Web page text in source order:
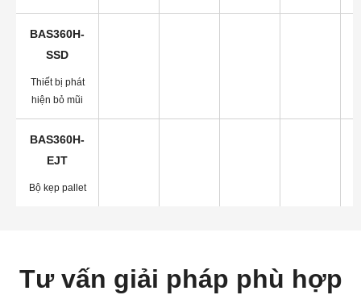
BAS360H-
SSD
Thiết bị phát
hiện bỏ mũi
BAS360H-
EJT
Bộ kẹp pallet
Tư vấn giải pháp phù hợp